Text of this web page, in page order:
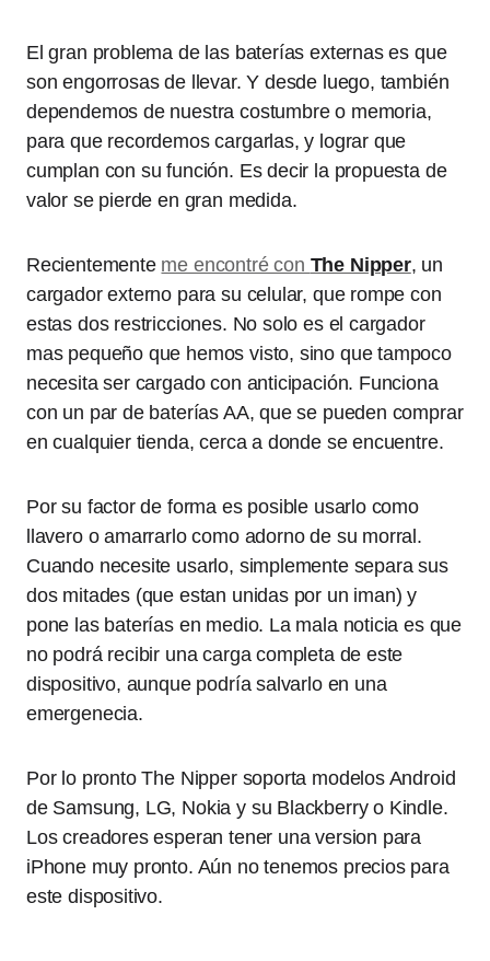
El gran problema de las baterías externas es que
son engorrosas de llevar. Y desde luego, también
dependemos de nuestra costumbre o memoria,
para que recordemos cargarlas, y lograr que
cumplan con su función. Es decir la propuesta de
valor se pierde en gran medida.
Recientemente me encontré con The Nipper, un
cargador externo para su celular, que rompe con
estas dos restricciones. No solo es el cargador
mas pequeño que hemos visto, sino que tampoco
necesita ser cargado con anticipación. Funciona
con un par de baterías AA, que se pueden comprar
en cualquier tienda, cerca a donde se encuentre.
Por su factor de forma es posible usarlo como
llavero o amarrarlo como adorno de su morral.
Cuando necesite usarlo, simplemente separa sus
dos mitades (que estan unidas por un iman) y
pone las baterías en medio. La mala noticia es que
no podrá recibir una carga completa de este
dispositivo, aunque podría salvarlo en una
emergenecia.
Por lo pronto The Nipper soporta modelos Android
de Samsung, LG, Nokia y su Blackberry o Kindle.
Los creadores esperan tener una version para
iPhone muy pronto. Aún no tenemos precios para
este dispositivo.